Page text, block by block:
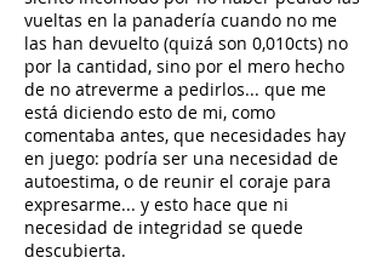
vueltas en la panadería cuando no me
las han devuelto (quizá son 0,010cts) no
por la cantidad, sino por el mero hecho
de no atreverme a pedirlos... que me
está diciendo esto de mi, como
comentaba antes, que necesidades hay
en juego: podría ser una necesidad de
autoestima, o de reunir el coraje para
expresarme... y esto hace que ni
necesidad de integridad se quede
descubierta.